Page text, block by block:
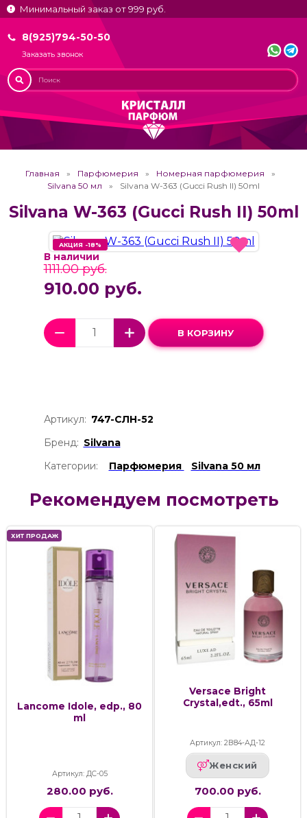
Минимальный заказ от 999 руб.
8(925)794-50-50
Заказать звонок
Главная Парфюмерия
Номерная парфюмерия
Silvana 50 мл
Silvana W-363 (Gucci Rush II) 50ml
Silvana W-363 (Gucci Rush II) 50ml
АКЦИЯ -18%
АКЦИЯ -18%
В наличии
1111.00 руб.
910.00 руб.
В КОРЗИНУ
Артикул: 747-СЛН-52
Бренд: Silvana
Категории:
Парфюмерия Silvana 50 мл
Рекомендуем посмотреть
ХИТ ПРОДАЖ
Lancome Idole, edp., 80
ml
Артикул: ДС-05
280.00 руб.
Versace Bright
Crystal,edt., 65ml
Артикул: 2В84-АД-12
Женский
700.00 руб.